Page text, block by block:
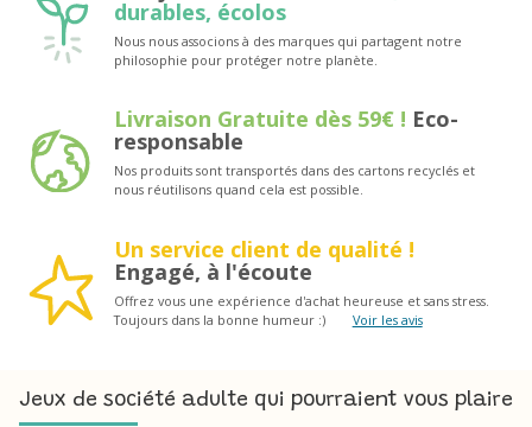
durables, écolos
Nous nous associons à des marques qui partagent notre
philosophie pour protéger notre planète.
Livraison Gratuite dès 59€ ! Eco-
responsable
Nos produits sont transportés dans des cartons recyclés et
nous réutilisons quand cela est possible.
Un service client de qualité !
Engagé, à l'écoute
Offrez vous une expérience d'achat heureuse et sans stress.
Toujours dans la bonne humeur :)
Voir les avis
Jeux de société adulte qui pourraient vous plaire